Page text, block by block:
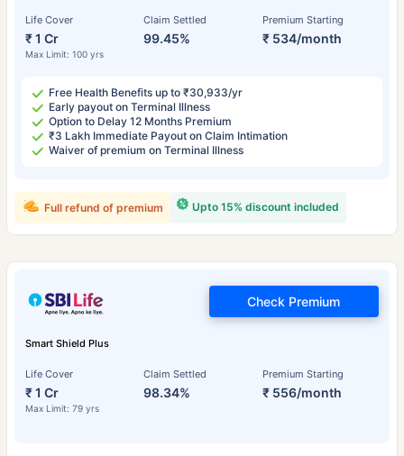
Life Cover
₹ 1 Cr
Max Limit: 100 yrs
Claim Settled
99.45%
Premium Starting
₹ 534/month
Free Health Benefits up to ₹30,933/yr
Early payout on Terminal Illness
Option to Delay 12 Months Premium
₹3 Lakh Immediate Payout on Claim Intimation
Waiver of premium on Terminal Illness
Upto 15% discount included
Full refund of premium
Smart Shield Plus
Life Cover
₹ 1 Cr
Max Limit: 79 yrs
Claim Settled
98.34%
Premium Starting
₹ 556/month
Check Premium